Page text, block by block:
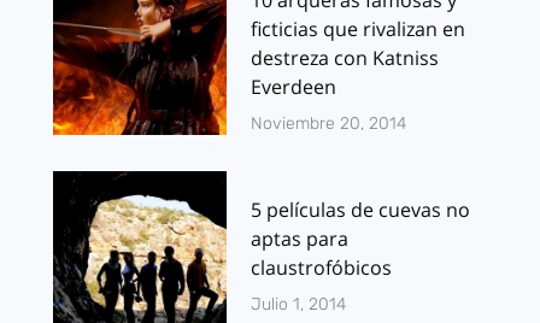
ficticias que rivalizan en
destreza con Katniss
Everdeen
Noviembre 20, 2014
5 películas de cuevas no
aptas para
claustrofóbicos
Julio 1, 2014